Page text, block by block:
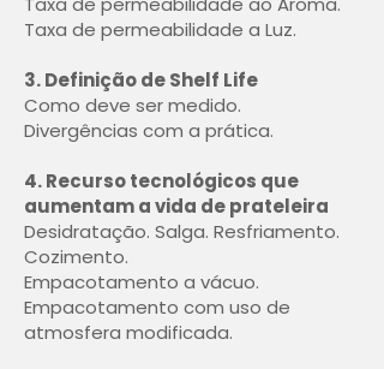
Taxa de permeabilidade a Luz.
3. Definição de Shelf Life
Como deve ser medido.
Divergências com a prática.
4. Recurso tecnológicos que
aumentam a vida de prateleira
Desidratação. Salga. Resfriamento.
Cozimento.
Empacotamento a vácuo.
Empacotamento com uso de
atmosfera modificada.